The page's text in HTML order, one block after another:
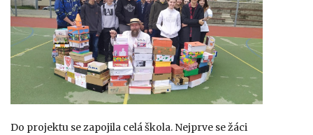
Do projektu se zapojila celá škola. Nejprve se žáci